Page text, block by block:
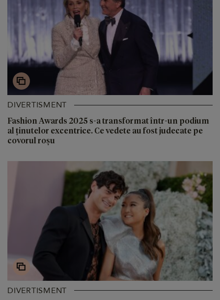
DIVERTISMENT
Fashion Awards 2025 s-a transformat într-un podium
al ținutelor excentrice. Ce vedete au fost judecate pe
covorul roșu
DIVERTISMENT